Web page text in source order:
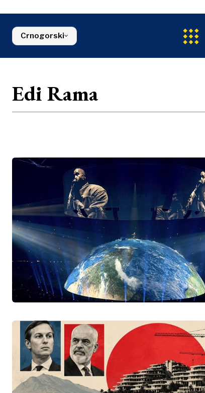
Sjeverna Makedonija
Srbija
Slovenija
FMCG
Crnogorski
Edi Rama